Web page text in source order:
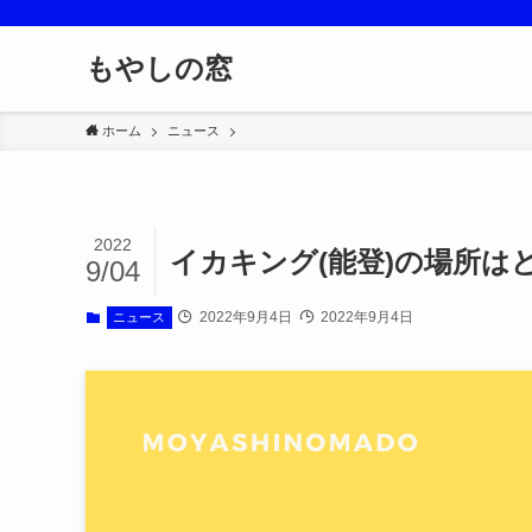
もやしの窓
ホーム ニュース
イカキング(能登)の場所は
2022
9/04
ニュース 2022年9月4日 2022年9月4日